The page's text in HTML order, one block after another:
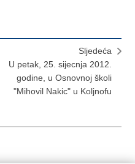
Sljedeća
U petak, 25. sijecnja 2012.
godine, u Osnovnoj školi
"Mihovil Nakic" u Koljnofu